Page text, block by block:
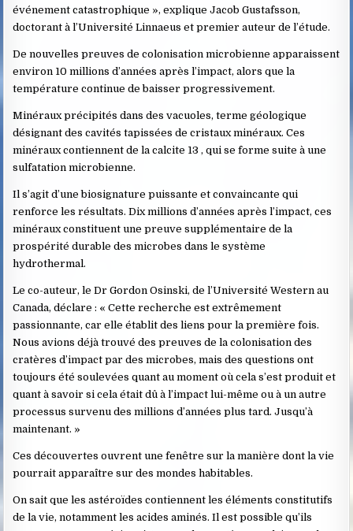
événement catastrophique », explique Jacob Gustafsson,
doctorant à l’Université Linnaeus et premier auteur de l’étude.
De nouvelles preuves de colonisation microbienne apparaissent
environ 10 millions d’années après l’impact, alors que la
température continue de baisser progressivement.
Minéraux précipités dans des vacuoles, terme géologique
désignant des cavités tapissées de cristaux minéraux. Ces
minéraux contiennent de la calcite 13 , qui se forme suite à une
sulfatation microbienne.
Il s’agit d’une biosignature puissante et convaincante qui
renforce les résultats. Dix millions d’années après l’impact, ces
minéraux constituent une preuve supplémentaire de la
prospérité durable des microbes dans le système
hydrothermal.
Le co-auteur, le Dr Gordon Osinski, de l’Université Western au
Canada, déclare : « Cette recherche est extrêmement
passionnante, car elle établit des liens pour la première fois.
Nous avions déjà trouvé des preuves de la colonisation des
cratères d’impact par des microbes, mais des questions ont
toujours été soulevées quant au moment où cela s’est produit et
quant à savoir si cela était dû à l’impact lui-même ou à un autre
processus survenu des millions d’années plus tard. Jusqu’à
maintenant. »
Ces découvertes ouvrent une fenêtre sur la manière dont la vie
pourrait apparaître sur des mondes habitables.
On sait que les astéroïdes contiennent les éléments constitutifs
de la vie, notamment les acides aminés. Il est possible qu’ils